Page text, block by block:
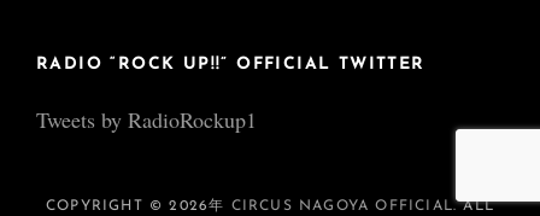
RADIO “ROCK UP!!” OFFICIAL TWITTER
Tweets by RadioRockup1
COPYRIGHT © 2026年 CIRCUS NAGOYA OFFICIAL. ALL